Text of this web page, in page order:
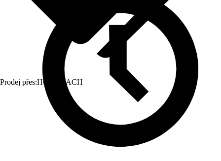
Prodej přes:HORNBACH